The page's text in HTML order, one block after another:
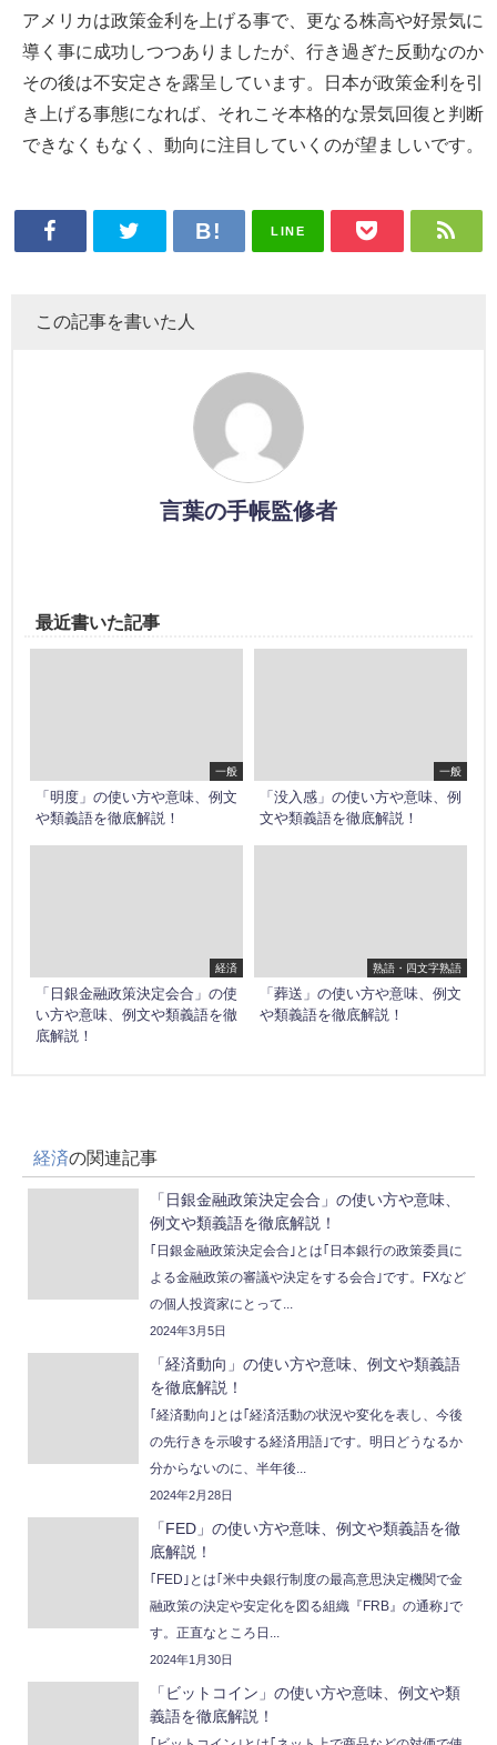
アメリカは政策金利を上げる事で、更なる株高や好景気に
導く事に成功しつつありましたが、行き過ぎた反動なのか
その後は不安定さを露呈しています。日本が政策金利を引
き上げる事態になれば、それこそ本格的な景気回復と判断
できなくもなく、動向に注目していくのが望ましいです。
LINE
この記事を書いた人
言葉の手帳監修者
最近書いた記事
一般
「明度」の使い方や意味、例文
や類義語を徹底解説！
一般
「没入感」の使い方や意味、例
文や類義語を徹底解説！
経済
「日銀金融政策決定会合」の使
い方や意味、例文や類義語を徹
底解説！
熟語・四文字熟語
「葬送」の使い方や意味、例文
や類義語を徹底解説！
経済の関連記事
「日銀金融政策決定会合」の使い方や意味、
例文や類義語を徹底解説！
｢日銀金融政策決定会合｣とは｢日本銀行の政策委員に
よる金融政策の審議や決定をする会合｣です。FXなど
の個人投資家にとって...
2024年3月5日
「経済動向」の使い方や意味、例文や類義語
を徹底解説！
｢経済動向｣とは｢経済活動の状況や変化を表し、今後
の先行きを示唆する経済用語｣です。明日どうなるか
分からないのに、半年後...
2024年2月28日
「FED」の使い方や意味、例文や類義語を徹
底解説！
｢FED｣とは｢米中央銀行制度の最高意思決定機関で金
融政策の決定や安定化を図る組織『FRB』の通称｣で
す。正直なところ日...
2024年1月30日
「ビットコイン」の使い方や意味、例文や類
義語を徹底解説！